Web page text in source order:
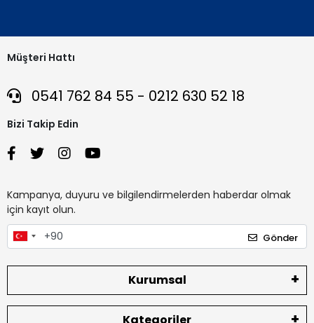
Müşteri Hattı
0541 762 84 55 - 0212 630 52 18
Bizi Takip Edin
Kampanya, duyuru ve bilgilendirmelerden haberdar olmak
için kayıt olun.
Gönder
Kurumsal